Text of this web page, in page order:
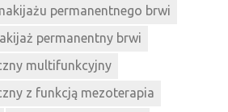
permanentnego brwi
permanentny brwi
multifunkcyjny
z funkcją mezoterapia